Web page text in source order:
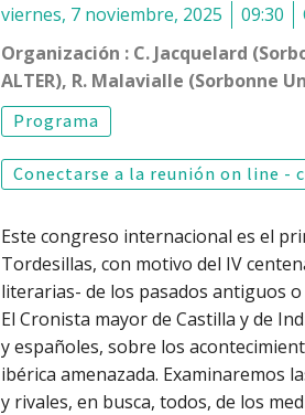
viernes, 7 noviembre, 2025 09:30
Organización : C. Jacquelard
ALTER), R. Malavialle (Sorbonne
Programa
Conectarse a la reunión on line -
Este congreso internacional es el
Tordesillas, con motivo del IV
literarias- de los pasados antiguos
El Cronista mayor de Castilla y de
y españoles, sobre los
ibérica amenazada. Examinaremos
y rivales, en busca, todos, de los